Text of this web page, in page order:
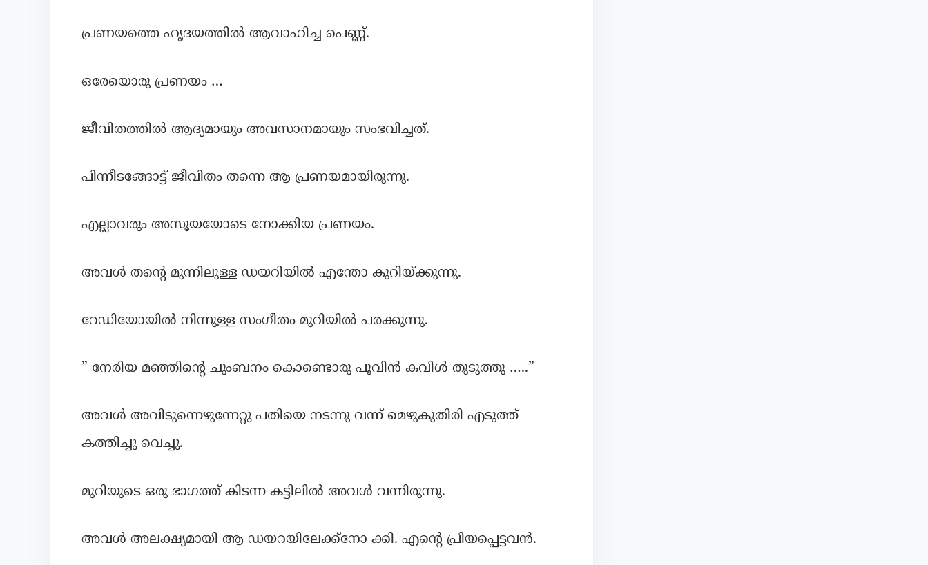
പ്രണയത്തെ ഹൃദയത്തിൽ ആവാഹിച്ച പെണ്ണ്.
ഒരേയൊരു പ്രണയം …
ജീവിതത്തിൽ ആദ്യമായും അവസാനമായും സംഭവിച്ചത്.
പിന്നീടങ്ങോട്ട് ജീവിതം തന്നെ ആ പ്രണയമായിരുന്നു.
എല്ലാവരും അസൂയയോടെ നോക്കിയ പ്രണയം.
അവൾ തന്റെ മുന്നിലുള്ള ഡയറിയിൽ എന്തോ കുറിയ്ക്കുന്നു.
റേഡിയോയിൽ നിന്നുള്ള സംഗീതം മുറിയിൽ പരക്കുന്നു.
” നേരിയ മഞ്ഞിന്റെ ചുംബനം കൊണ്ടൊരു പൂവിൻ കവിൾ തുടുത്തു …..”
അവൾ അവിടുന്നെഴുന്നേറ്റു പതിയെ നടന്നു വന്ന് മെഴുകുതിരി എടുത്ത്
കത്തിച്ചു വെച്ചു.
മുറിയുടെ ഒരു ഭാഗത്ത് കിടന്ന കട്ടിലിൽ അവൾ വന്നിരുന്നു.
അവൾ അലക്ഷ്യമായി ആ ഡയറയിലേക്ക്നോ ക്കി. എന്റെ പ്രിയപ്പെട്ടവൻ.